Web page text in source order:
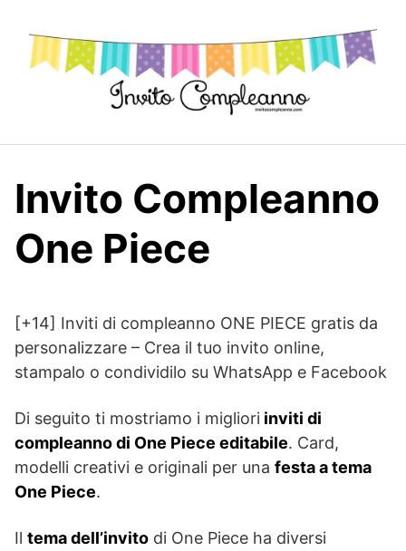
content
Invito Compleanno
One Piece
[+14] Inviti di compleanno ONE PIECE gratis da
personalizzare – Crea il tuo invito online,
stampalo o condividilo su WhatsApp e Facebook
Di seguito ti mostriamo i migliori inviti di
compleanno di One Piece editabile. Card,
modelli creativi e originali per una festa a tema
One Piece.
Il tema dell’invito di One Piece ha diversi